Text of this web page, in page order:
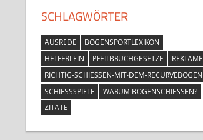
SCHLAGWÖRTER
AUSREDE
BOGENSPORTLEXIKON
HELFERLEIN
PFEILBRUCHGESETZE
REKLAME
RICHTIG-SCHIESSEN-MIT-DEM-RECURVEBOGEN
SCHIESSSPIELE
WARUM BOGENSCHIESSEN?
ZITATE